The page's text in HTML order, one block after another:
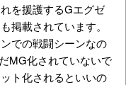
を援護するGエグゼ
掲載されています。
での戦闘シーンなの
MG化されていないで
ト化されるといいの